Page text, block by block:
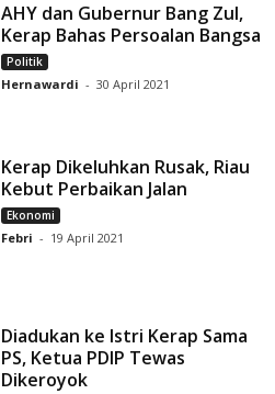
AHY dan Gubernur Bang Zul,
Kerap Bahas Persoalan Bangsa
Politik
Hernawardi - 30 April 2021
Kerap Dikeluhkan Rusak, Riau
Kebut Perbaikan Jalan
Ekonomi
Febri - 19 April 2021
Diadukan ke Istri Kerap Sama
PS, Ketua PDIP Tewas
Dikeroyok